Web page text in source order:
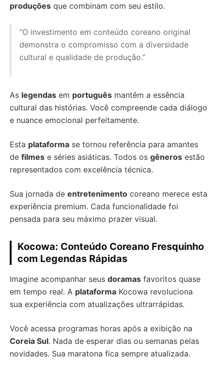
produções que combinam com seu estilo.
“O investimento em conteúdo coreano original
demonstra o compromisso com a diversidade
cultural e qualidade de produção.”
As legendas em português mantêm a essência
cultural das histórias. Você compreende cada diálogo
e nuance emocional perfeitamente.
Esta plataforma se tornou referência para amantes
de filmes e séries asiáticas. Todos os gêneros estão
representados com excelência técnica.
Sua jornada de entretenimento coreano merece esta
experiência premium. Cada funcionalidade foi
pensada para seu máximo prazer visual.
Kocowa: Conteúdo Coreano Fresquinho
com Legendas Rápidas
Imagine acompanhar seus doramas favoritos quase
em tempo real. A plataforma Kocowa revoluciona
sua experiência com atualizações ultrarrápidas.
Você acessa programas horas após a exibição na
Coreia Sul. Nada de esperar dias ou semanas pelas
novidades. Sua maratona fica sempre atualizada.